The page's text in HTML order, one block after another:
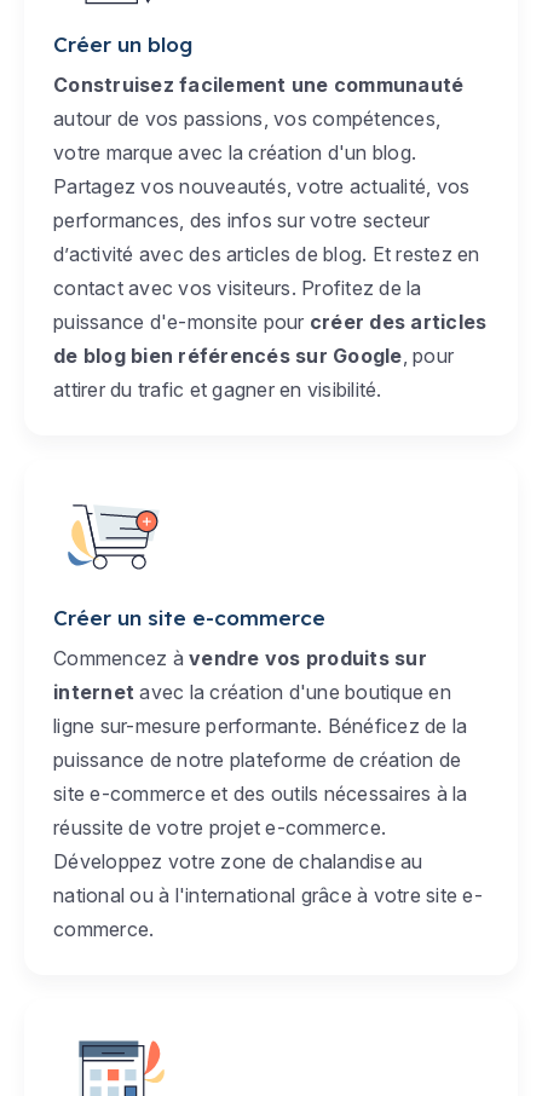
Créer un blog
Construisez facilement une communauté
autour de vos passions, vos compétences,
votre marque avec la création d'un blog.
Partagez vos nouveautés, votre actualité, vos
performances, des infos sur votre secteur
d’activité avec des articles de blog. Et restez en
contact avec vos visiteurs. Profitez de la
puissance d'e-monsite pour créer des articles
de blog bien référencés sur Google , pour
attirer du trafic et gagner en visibilité.
Créer un site e-commerce
Commencez à vendre vos produits sur
internet avec la création d'une boutique en
ligne sur-mesure performante. Bénéficez de la
puissance de notre plateforme de création de
site e-commerce et des outils nécessaires à la
réussite de votre projet e-commerce.
Développez votre zone de chalandise au
national ou à l'international grâce à votre site e-
commerce.